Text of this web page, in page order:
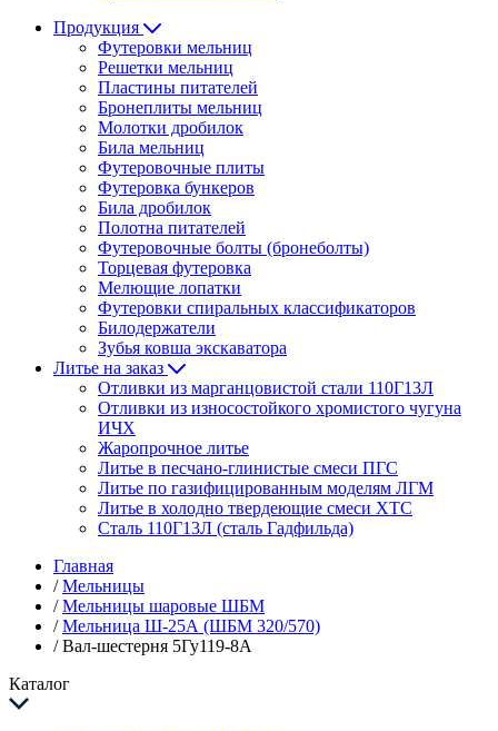
Продукция
Футеровки мельниц
Решетки мельниц
Пластины питателей
Бронеплиты мельниц
Молотки дробилок
Била мельниц
Футеровочные плиты
Футеровка бункеров
Била дробилок
Полотна питателей
Футеровочные болты (бронеболты)
Торцевая футеровка
Мелющие лопатки
Футеровки спиральных классификаторов
Билодержатели
Зубья ковша экскаватора
Литье на заказ
Отливки из марганцовистой стали 110Г13Л
Отливки из износостойкого хромистого чугуна
ИЧХ
Жаропрочное литье
Литье в песчано-глинистые смеси ПГС
Литье по газифицированным моделям ЛГМ
Литье в холодно твердеющие смеси ХТС
Сталь 110Г13Л (сталь Гадфильда)
Главная
/ Мельницы
/ Мельницы шаровые ШБМ
/ Мельница Ш-25А (ШБМ 320/570)
/ Вал-шестерня 5Гу119-8А
Каталог